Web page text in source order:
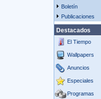
Boletín
Publicaciones
Destacados
El Tiempo
Wallpapers
Anuncios
Especiales
Programas